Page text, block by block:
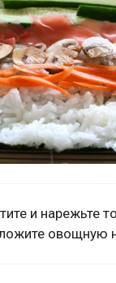
и нарежьте
овощную